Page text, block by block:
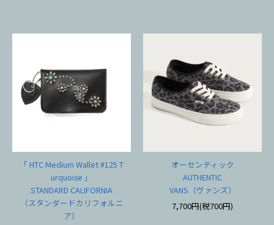
「 HTC Medium Wallet #125 T
urquoise 」
STANDARD CALIFORNIA
（スタンダードカリフォルニ
ア）
オーセンティック
AUTHENTIC
VANS（ヴァンズ）
7,700円(税700円)